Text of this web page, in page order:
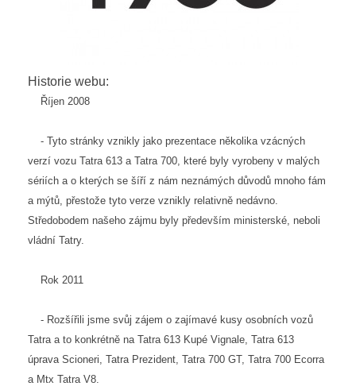
Historie webu:
Říjen 2008
- Tyto stránky vznikly jako prezentace několika vzácných
verzí vozu Tatra 613 a Tatra 700, které byly vyrobeny v malých
sériích a o kterých se šíří z nám neznámých důvodů mnoho fám
a mýtů, přestože tyto verze vznikly relativně nedávno.
Středobodem našeho zájmu byly především ministerské, neboli
vládní Tatry.
Rok 2011
- Rozšířili jsme svůj zájem o zajímavé kusy osobních vozů
Tatra a to konkrétně na Tatra 613 Kupé Vignale, Tatra 613
úprava Scioneri, Tatra Prezident, Tatra 700 GT, Tatra 700 Ecorra
a Mtx Tatra V8.